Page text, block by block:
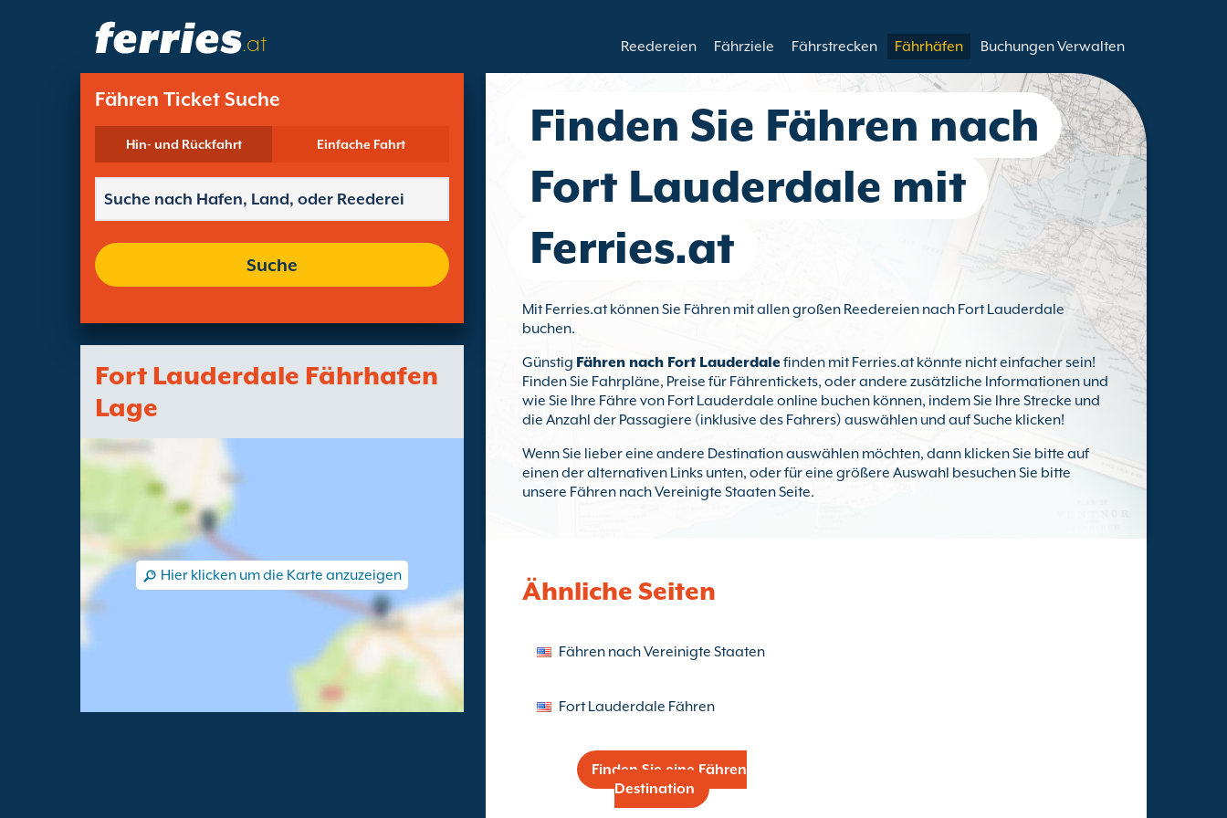
.at Reedereien Fährziele Fährstrecken Fährhäfen Buchungen Verwalten
Fähren Ticket Suche
Hin- und Rückfahrt Einfache Fahrt
Suche
Fort Lauderdale Fährhafen
Lage
Hier klicken um die Karte anzuzeigen
Finden Sie Fähren nach
Fort Lauderdale mit
Ferries.at
Mit Ferries.at können Sie Fähren mit allen großen Reedereien nach Fort Lauderdale
buchen.
Günstig Fähren nach Fort Lauderdalefinden mit Ferries.at könnte nicht einfacher sein!
Finden Sie Fahrpläne, Preise für Fährentickets, oder andere zusätzliche Informationen und
wie Sie Ihre Fähre von Fort Lauderdale online buchen können, indem Sie Ihre Strecke und
die Anzahl der Passagiere (inklusive des Fahrers) auswählen und auf Suche klicken!
Wenn Sie lieber eine andere Destination auswählen möchten, dann klicken Sie bitte auf
einen der alternativen Links unten, oder für eine größere Auswahl besuchen Sie bitte
unsere Fähren nach Vereinigte Staaten Seite.
Ähnliche Seiten
Fähren nach Vereinigte Staaten
Fort Lauderdale Fähren
Finden Sie eine Fähren
Destination